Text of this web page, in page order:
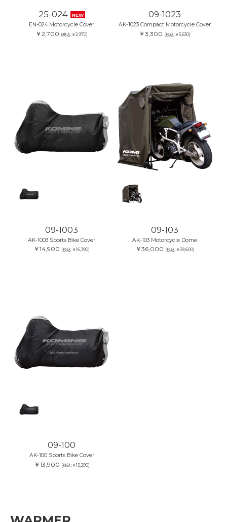
25-024 NEW
EN-024 Motorcycle Cover
￥2,700 (税込:￥2,970)
09-1023
AK-1023 Compact Motorcycle Cover
￥3,300 (税込:￥3,630)
09-1003
AK-1003 Sports Bike Cover
￥14,900 (税込:￥16,390)
09-103
AK-103 Motorcycle Dome
￥36,000 (税込:￥39,600)
09-100
AK-100 Sports Bike Cover
￥13,900 (税込:￥15,290)